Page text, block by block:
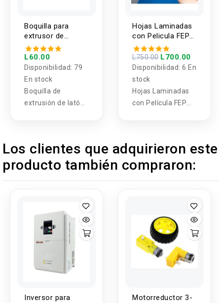
Boquilla para
extrusor de
impresora 3D
1.75MM V6
L60.00
Disponibilidad: 79
En stock
Boquilla de
extrusión de latón
impresora 3d
calefacción M6
incluye una unidad.
Hojas Laminadas
con Pelicula FEP
para Impresora 3D
de Resina
ANYCUBIC 140 x
200mm
L750.00 L700.00
Disponibilidad: 6 En
stock
Hojas Laminadas
con Película FEP
146 mm Paquete
de 5 hojas y
también en
Los clientes que adquirieron este
producto también compraron:
Inversor para
Motorreductor 3-